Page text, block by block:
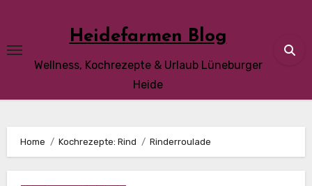
content
Heidefarmen Blog
Wellness, Kochrezepte & Urlaub Lüneburger
Heide
Home Kochrezepte: Rind Rinderroulade